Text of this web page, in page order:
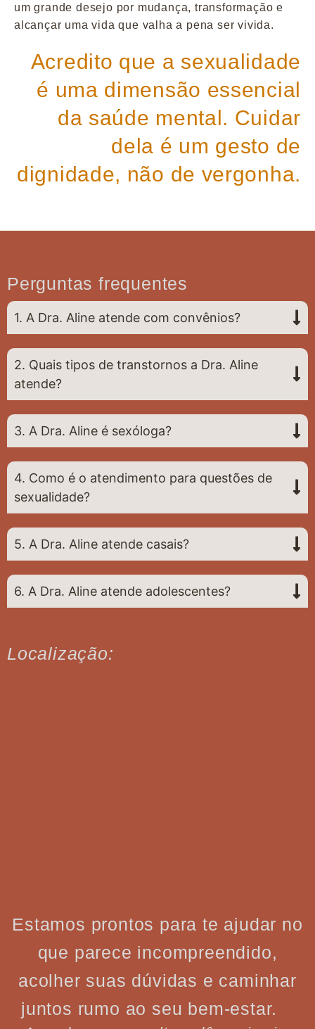
um grande desejo por mudança, transformação e
alcançar uma vida que valha a pena ser vivida.
Acredito que a sexualidade
é uma dimensão essencial
da saúde mental. Cuidar
dela é um gesto de
dignidade, não de vergonha.
Perguntas frequentes
1. A Dra. Aline atende com convênios?
2. Quais tipos de transtornos a Dra. Aline
atende?
3. A Dra. Aline é sexóloga?
4. Como é o atendimento para questões de
sexualidade?
5. A Dra. Aline atende casais?
6. A Dra. Aline atende adolescentes?
Localização:
Estamos prontos para te ajudar no
que parece incompreendido,
acolher suas dúvidas e caminhar
juntos rumo ao seu bem-estar.